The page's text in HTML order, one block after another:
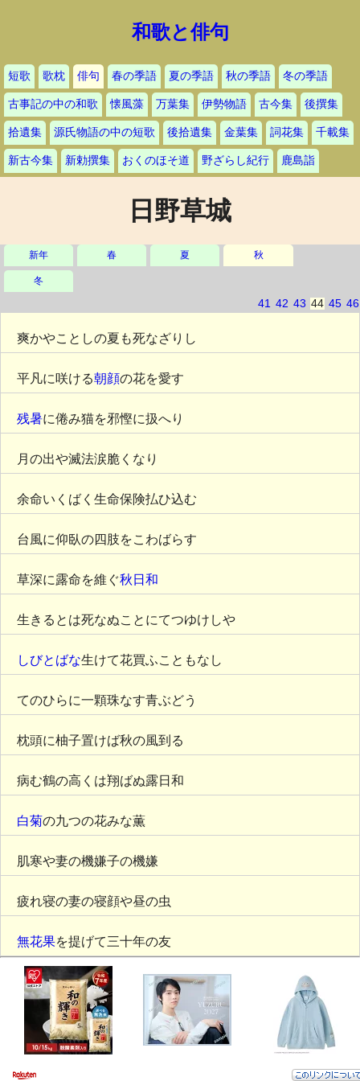
和歌と俳句
短歌 歌枕 俳句 春の季語 夏の季語 秋の季語 冬の季語
古事記の中の和歌 懐風藻 万葉集 伊勢物語 古今集 後撰集
拾遺集 源氏物語の中の短歌 後拾遺集 金葉集 詞花集 千載集
新古今集 新勅撰集 おくのほそ道 野ざらし紀行 鹿島詣
日野草城
新年 春 夏 秋
冬
41 42 43 44 45 46
爽かやことしの夏も死なざりし
平凡に咲ける朝顔の花を愛す
残暑に倦み猫を邪慳に扱へり
月の出や滅法涙脆くなり
余命いくばく生命保険払ひ込む
台風に仰臥の四肢をこわばらす
草深に露命を維ぐ秋日和
生きるとは死なぬことにてつゆけしや
しびとばな生けて花買ふこともなし
てのひらに一顆珠なす青ぶどう
枕頭に柚子置けば秋の風到る
病む鶴の高くは翔ばぬ露日和
白菊の九つの花みな薫
肌寒や妻の機嫌子の機嫌
疲れ寝の妻の寝顔や昼の虫
無花果を提げて三十年の友